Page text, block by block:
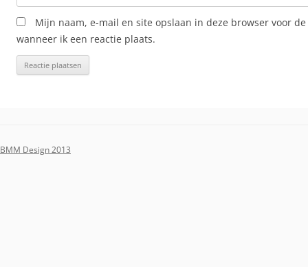
Mijn naam, e-mail en site opslaan in deze browser voor
wanneer ik een reactie plaats.
BMM Design 2013